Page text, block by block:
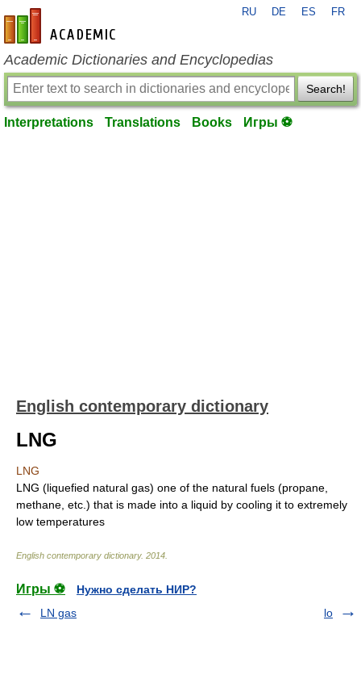
en-academic.com
RU DE ES FR
Academic Dictionaries and Encyclopedias
Search!
Interpretations Translations Books Игры ⚽
English contemporary dictionary
LNG
LNG
LNG (liquefied natural gas) one of the natural fuels (propane,
methane, etc.) that is made into a liquid by cooling it to extremely
low temperatures
English contemporary dictionary. 2014
Игры ⚽
Нужно сделать НИР?
LN gas
lo